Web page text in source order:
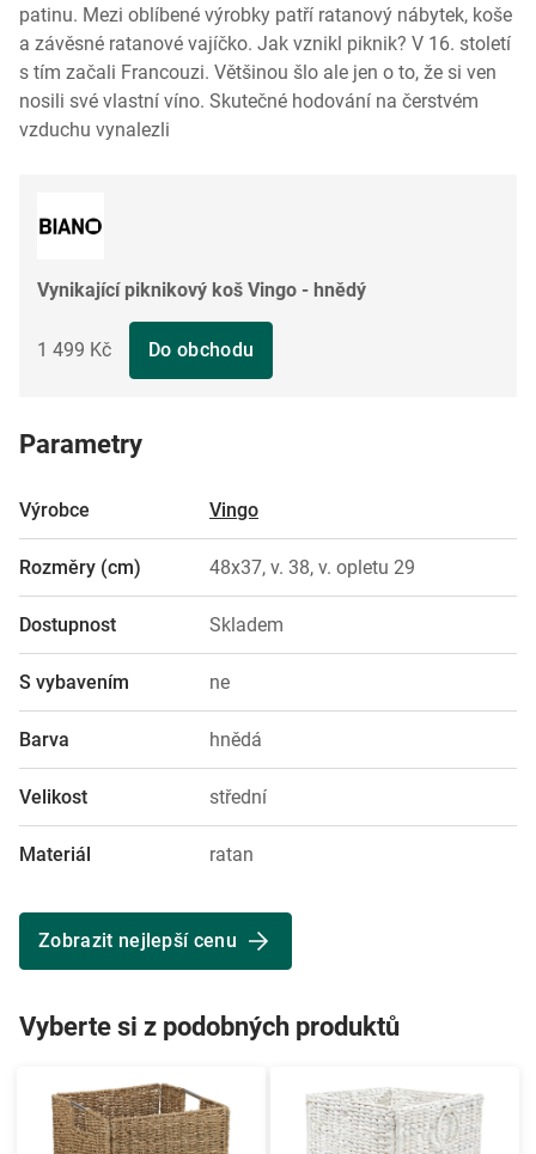
patinu. Mezi oblíbené výrobky patří ratanový nábytek, koše
a závěsné ratanové vajíčko. Jak vznikl piknik? V 16. století
s tím začali Francouzi. Většinou šlo ale jen o to, že si ven
nosili své vlastní víno. Skutečné hodování na čerstvém
vzduchu vynalezli
Vynikající piknikový koš Vingo - hnědý
1 499 Kč Do obchodu
Parametry
Výrobce Vingo
Rozměry (cm) 48x37, v. 38, v. opletu 29
Dostupnost Skladem
S vybavením ne
Barva hnědá
Velikost střední
Materiál ratan
Zobrazit nejlepší cenu
Vyberte si z podobných produktů